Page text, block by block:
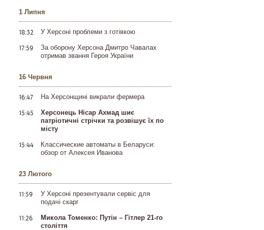
1 Липня
18:32 У Херсоні проблеми з готівкою
17:59
За оборону Херсона Дмитро Чавалах
отримав звання Героя України
16 Червня
16:47 На Херсонщині викрали фермера
15:45
Херсонець Нісар Ахмад шиє
патріотичні стрічки та розвішує їх по
місту
15:44
Классические автоматы в Беларуси:
обзор от Алексея Иванова
23 Лютого
11:59
У Херсоні презентували сервіс для
подачі скарг
11:26
Микола Томенко: Путін – Гітлер 21-го
століття